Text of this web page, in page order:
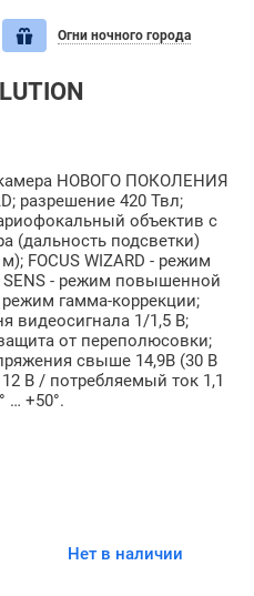
Огни ночного города
НОВОГО ПОКОЛЕНИЯ
разрешение 420 Твл;
объектив с
(дальность подсветки)
FOCUS WIZARD - режим
SENS - режим повышенной
режим гамма-коррекции;
видеосигнала 1/1,5 В;
от переполюсовки;
свыше 14,9В (30 В
В / потребляемый ток 1,1
… +50°.
Нет в наличии